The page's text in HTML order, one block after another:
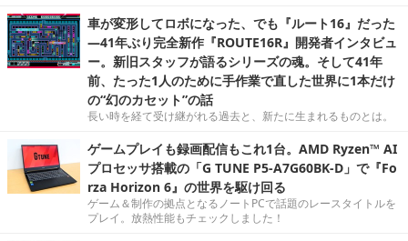
車が変形してロボになった、でも『ルート16』だった
―41年ぶり完全新作『ROUTE16R』開発者インタビュ
ー。新旧スタッフが語るシリーズの魂。そして41年
前、たった1人のために手作業で直した世界に1本だけ
の“幻のカセット”の話
長い時を経て受け継がれる過去と、新たに生まれるものとは。
ゲームプレイも録画配信もこれ1台。AMD Ryzen™ AI
プロセッサ搭載の「G TUNE P5-A7G60BK-D」で『Fo
rza Horizon 6』の世界を駆け回る
ゲーム＆制作の拠点となるノートPCで話題のレースタイトルを
プレイ。放熱性能もチェックしました！